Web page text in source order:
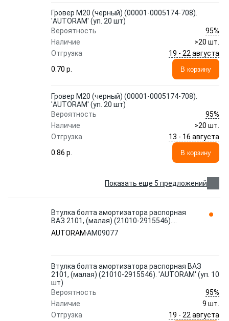
Гровер М20 (черный) (00001-0005174-708).
'AUTORAM' (уп. 20 шт)
Вероятность
95%
Наличие
>20 шт.
Отгрузка
19 - 22 августа
0.70 p.
В корзину
Гровер М20 (черный) (00001-0005174-708).
'AUTORAM' (уп. 20 шт)
Вероятность
95%
Наличие
>20 шт.
Отгрузка
13 - 16 августа
0.86 p.
В корзину
Показать еще 5 предложений
Втулка болта амортизатора распорная
ВАЗ 2101, (малая) (21010-2915546).
'AUTORAM' (уп. 10 шт) AM09077
AUTORAM AM09077
Втулка болта амортизатора распорная ВАЗ
2101, (малая) (21010-2915546). 'AUTORAM' (уп. 10
шт)
Вероятность
95%
Наличие
9 шт.
Отгрузка
19 - 22 августа